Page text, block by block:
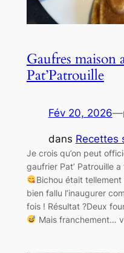
Gaufres maison
Pat’Patrouille
Fév 20, 2026—
dans Recettes
Je crois qu’on peut
gaufrier Pat’ Patrouille
Bichou était tellement
bien fallu l’inaugurer
fois ! Résultat ?Deux
Mais franchement…